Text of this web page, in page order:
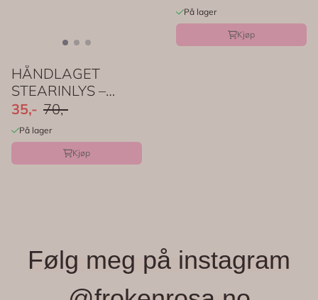
HÅNDLAGET
STEARINLYS –
Lemon – Hvit / Gul ...
35,- 70,-
På lager
Kjøp
På lager
Kjøp
Følg meg på instagram